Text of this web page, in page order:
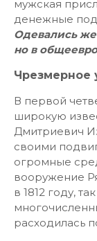
мужская
денежные
Одевались же
но в
Чрезмерное
В первой
широкую
Дмитриевич
своими
огромные
вооружение
в 1812 году,
расходилась